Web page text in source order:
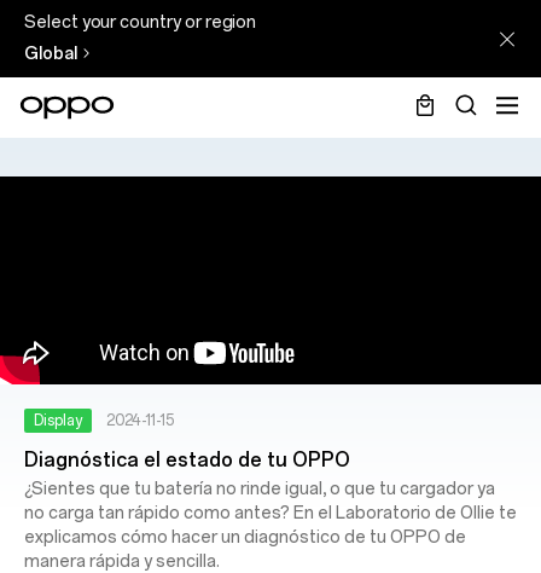
Select your country or region
Global
Display 2024-11-15
Diagnóstica el estado de tu OPPO
¿Sientes que tu batería no rinde igual, o que tu cargador ya
no carga tan rápido como antes? En el Laboratorio de Ollie te
explicamos cómo hacer un diagnóstico de tu OPPO de
manera rápida y sencilla.